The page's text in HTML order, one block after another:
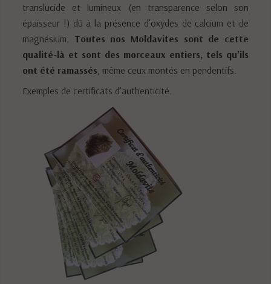
translucide et lumineux (en transparence selon son
épaisseur !) dû à la présence d’oxydes de calcium et de
magnésium. Toutes nos Moldavites sont de cette
qualité-là et sont des morceaux entiers, tels qu’ils
ont été ramassés , même ceux montés en pendentifs.
Exemples de certificats d’authenticité.